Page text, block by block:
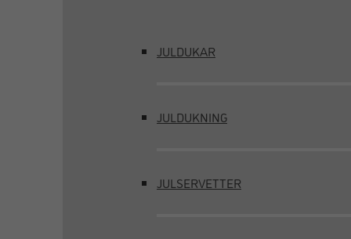
JULDUKAR
JULDUKNING
JULSERVETTER